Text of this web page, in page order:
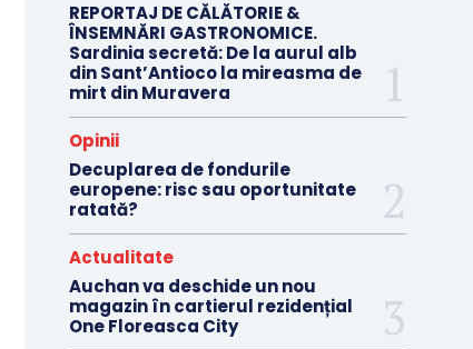
REPORTAJ DE CĂLĂTORIE &
ÎNSEMNĂRI GASTRONOMICE.
Sardinia secretă: De la aurul alb
din Sant’Antioco la mireasma de
mirt din Muravera
Opinii
Decuplarea de fondurile
europene: risc sau oportunitate
ratată?
Actualitate
Auchan va deschide un nou
magazin în cartierul rezidențial
One Floreasca City